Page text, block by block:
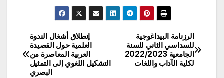
تصفّح
المقالات
إنطلاق أشغال الندوة
العلمية حول القصيدة
العربية المعاصرة من
التشكيل اللغوي إلى التمثيل
البصري
الرزنامة البيداغوجية
للسداسي الثاني للسنة
الجامعية 2022/2023
لكلية الآداب واللغات